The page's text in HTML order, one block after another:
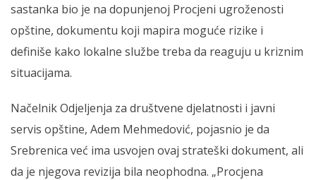
sastanka bio je na dopunjenoj Procjeni ugroženosti
opštine, dokumentu koji mapira moguće rizike i
definiše kako lokalne službe treba da reaguju u kriznim
situacijama.
Načelnik Odjeljenja za društvene djelatnosti i javni
servis opštine, Adem Mehmedović, pojasnio je da
Srebrenica već ima usvojen ovaj strateški dokument, ali
da je njegova revizija bila neophodna. „Procjena